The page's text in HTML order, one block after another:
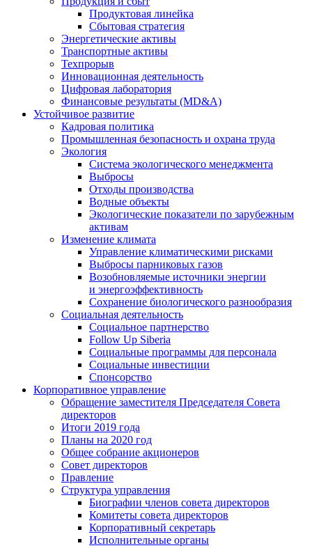
Продуктовая линейка
Сбытовая стратегия
Энергетические активы
Транспортные активы
Техпрорыв
Инновационная деятельность
Цифровая лаборатория
Финансовые результаты (MD&A)
Устойчивое развитие
Кадровая политика
Промышленная безопасность и охрана труда
Экология
Система экологического менеджмента
Выбросы
Отходы производства
Водные объекты
Экологические показатели по зарубежным
активам
Изменение климата
Управление климатическими рисками
Выбросы парниковых газов
Возобновляемые источники энергии
и энергоэффективность
Сохранение биологического разнообразия
Социальная деятельность
Социальное партнерство
Follow Up Siberia
Социальные программы для персонала
Социальные инвестиции
Спонсорство
Корпоративное управление
Обращение заместителя Председателя Совета
директоров
Итоги 2019 года
Планы на 2020 год
Общее собрание акционеров
Совет директоров
Правление
Структура управления
Биографии членов совета директоров
Комитеты совета директоров
Корпоративный секретарь
Исполнительные органы